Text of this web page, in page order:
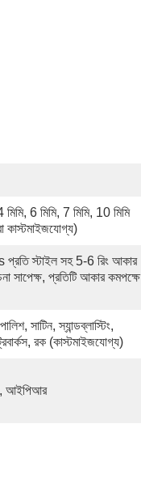
মিমি, 6 মিমি, 7 মিমি, 10 মিমি
কাস্টমাইজযোগ্য)
স্টাইল সহ 5-6 রিং আকার
সাপেক্ষ, প্রতিটি আকার কমপক্ষে
সাটিন, স্যান্ডব্লাস্টিং,
রক (কাস্টমাইজযোগ্য)
আইপিআর